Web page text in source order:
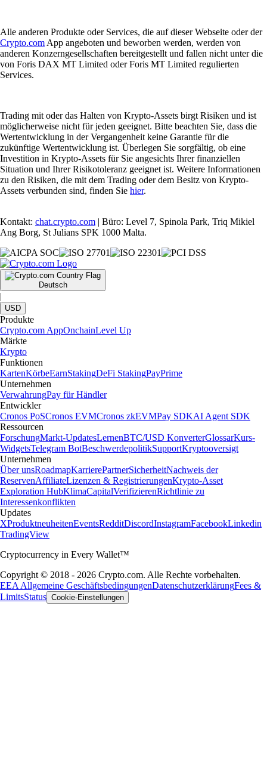
Alle anderen Produkte oder Services, die auf dieser Webseite oder der
Crypto.com App angeboten und beworben werden, werden von
anderen Konzerngesellschaften bereitgestellt und fallen nicht unter die
von Foris DAX MT Limited oder Foris MT Limited regulierten
Services.
Trading mit oder das Halten von Krypto-Assets birgt Risiken und ist
möglicherweise nicht für jeden geeignet. Bitte beachten Sie, dass die
Wertentwicklung in der Vergangenheit keine Garantie für die
zukünftige Wertentwicklung ist. Überlegen Sie sorgfältig, ob eine
Investition in Krypto-Assets für Sie angesichts Ihrer finanziellen
Situation und Ihrer Risikotoleranz geeignet ist. Weitere Informationen
zu den Risiken, die mit dem Trading oder dem Besitz von Krypto-
Assets verbunden sind, finden Sie hier.
Kontakt: chat.crypto.com | Büro: Level 7, Spinola Park, Triq Mikiel
Ang Borg, St Julians SPK 1000 Malta.
Deutsch
|
USD
Produkte
Crypto.com AppOnchainLevel Up
Märkte
Krypto
Funktionen
KartenKörbeEarnStakingDeFi StakingPayPrime
Unternehmen
VerwahrungPay für Händler
Entwickler
Cronos PoSCronos EVMCronos zkEVMPay SDKAI Agent SDK
Ressourcen
ForschungMarkt-UpdatesLernenBTC/USD KonverterGlossarKurs-
WidgetsTelegram BotBeschwerdepolitikSupportKryptooversigt
Unternehmen
Über unsRoadmapKarrierePartnerSicherheitNachweis der
ReservenAffiliateLizenzen & RegistrierungenKrypto-Asset
Exploration HubKlimaCapitalVerifizierenRichtlinie zu
Interessenkonflikten
Updates
XProduktneuheitenEventsRedditDiscordInstagramFacebookLinkedin
TradingView
Cryptocurrency in Every Wallet™
Copyright © 2018 - 2026 Crypto.com. Alle Rechte vorbehalten.
EEA Allgemeine GeschäftsbedingungenDatenschutzerklärungFees &
LimitsStatus Cookie-Einstellungen